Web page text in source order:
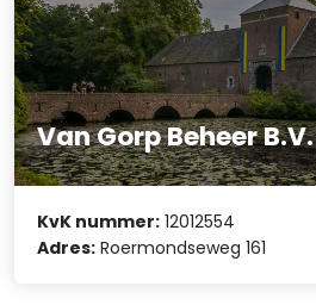
Van Gorp Beheer B.V.
KvK nummer: 12012554
Adres: Roermondseweg 161